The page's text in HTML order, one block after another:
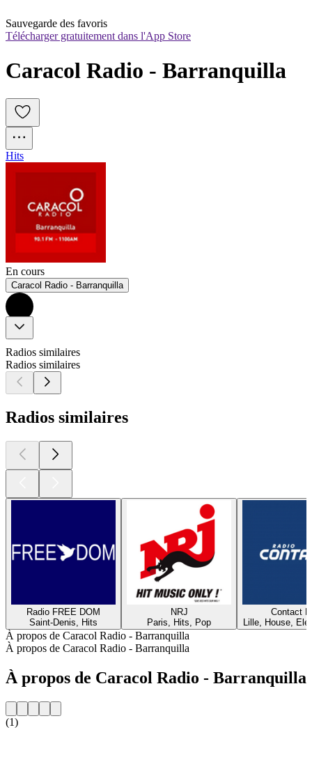
Sauvegarde des favoris
Télécharger gratuitement dans l'App Store
Caracol Radio - Barranquilla
Hits
En cours
Caracol Radio - Barranquilla
Radios similaires
Radios similaires
Radios similaires
Radio FREE DOM
Saint-Denis, Hits
NRJ
Paris, Hits, Pop
Contact
Lille, House,
À propos de Caracol Radio - Barranquilla
À propos de Caracol Radio - Barranquilla
À propos de Caracol Radio - Barranquilla
(1)